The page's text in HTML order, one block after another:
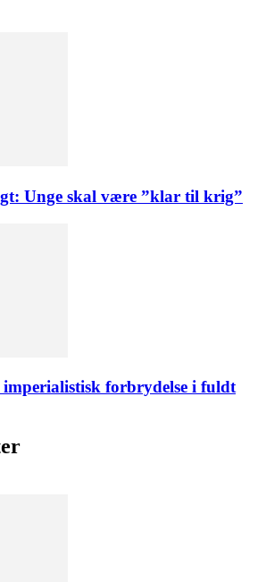
Unge skal være ”klar til krig”
forbrydelse i fuldt